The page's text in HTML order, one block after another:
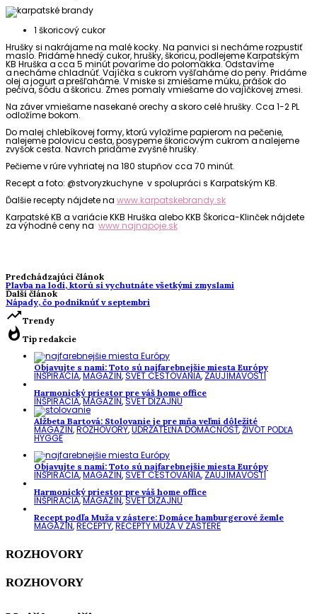
1 škoricový cukor
Hrušky si nakrájame na malé kocky. Na panvici si necháme rozpustiť
maslo. Pridáme hnedý cukor, hrušky, škoricu, podlejeme Karpatským
KB Hruška a cca 5 minút povaríme do polomäkka. Odstavíme
a necháme chladnúť. Vajíčka s cukrom vyšľaháme do peny. Pridáme
olej a jogurt a prešľaháme. V miske si zmiešame múku, prášok do
pečiva, sódu a škoricu. Zmes pomaly vmiešame do vajíčkovej zmesi.
Na záver vmiešame nasekané orechy a skoro celé hrušky. Cca 1-2 PL
odložíme bokom.
Do malej chlebíkovej formy, ktorú vyložíme papierom na pečenie,
nalejeme polovicu cesta, posypeme škoricovým cukrom a nalejeme
zvyšok cesta. Navrch pridáme zvyšné hrušky.
Pečieme v rúre vyhriatej na 180 stupňov cca 70 minút.
Recept a foto: @stvoryzkuchyne v spolupráci s Karpatským KB.
Ďalšierecepty nájdete na www.karpatskebrandy.sk
Karpatské KB a variácie KKB Hruška alebo KKB Škorica-Klinčeknájdete
za výhodné ceny na www.najnapoje.sk
Predchádzajúci článok
Plavba na lodi, ktorú si vychutnáte všetkými zmyslami
Ďalší článok
Nápady, čo podniknúť v septembri
trending_upTrendy
whatshot Tip redakcie
Objavujte s nami: Toto sú najfarebnejšie miesta Európy
INŠPIRÁCIA,MAGAZÍN,SVET CESTOVANIA,ZAUJÍMAVOSTI
Harmonický priestor pre váš home office
INŠPIRÁCIA,MAGAZÍN,SVET DIZAJNU
Alžbeta Bartová: Stolovanie je pre mňa veľmi dôležité
MAGAZÍN,ROZHOVORY,UDRŽATEĽNÁ DOMÁCNOSŤ,ŽIVOT PODĽA
HYGGE
Objavujte s nami: Toto sú najfarebnejšie miesta Európy
INŠPIRÁCIA,MAGAZÍN,SVET CESTOVANIA,ZAUJÍMAVOSTI
Harmonický priestor pre váš home office
INŠPIRÁCIA,MAGAZÍN,SVET DIZAJNU
Recept podľa Muža v zástere: Domáce hamburgerové žemle
MAGAZÍN,RECEPTY,RECEPTY MUŽA V ZÁSTERE
ROZHOVORY
ROZHOVORY